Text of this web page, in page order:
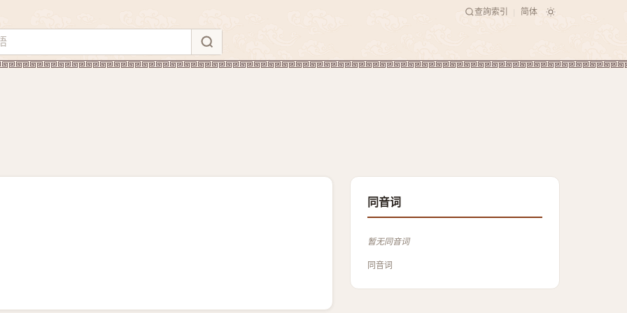
查詢索引 简体
同音词
暂无同音词
同音词